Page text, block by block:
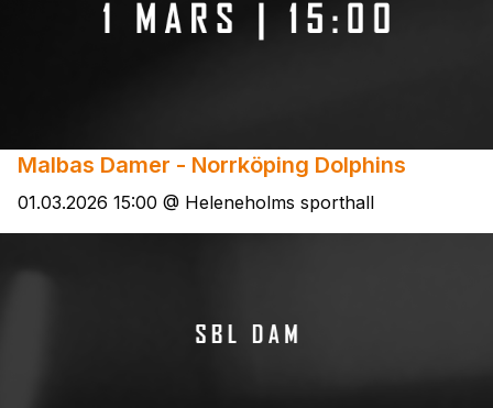
Malbas Damer - Norrköping Dolphins
01.03.2026 15:00 @ Heleneholms sporthall